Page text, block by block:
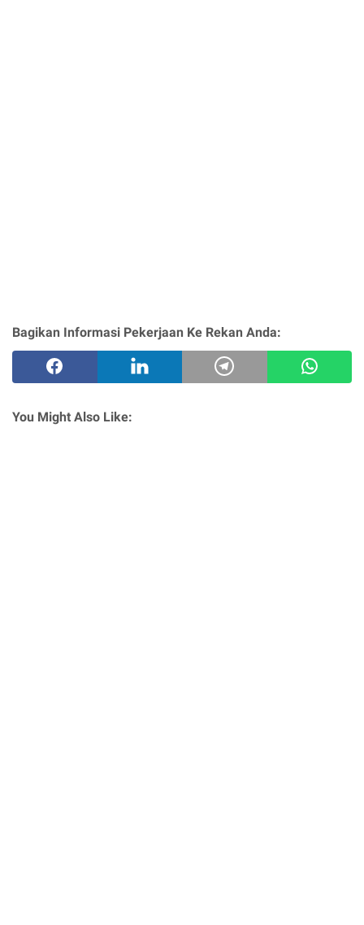
Bagikan Informasi Pekerjaan Ke Rekan Anda:
You Might Also Like: